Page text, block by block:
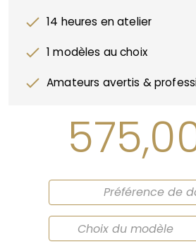
14 heures en atelier
1 modèles au choix
Amateurs avertis &